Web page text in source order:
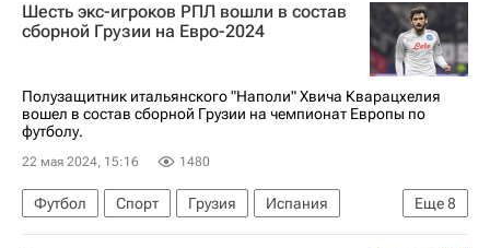
Шесть экс-игроков РПЛ вошли в состав
сборной Грузии на Евро-2024
Полузащитник итальянского "Наполи" Хвича Кварацхелия
вошел в состав сборной Грузии на чемпионат Европы по
футболу.
22 мая 2024, 15:16 1480
Еще8
Футбол Спорт Грузия
Испания
Словакия
Георгий Лория